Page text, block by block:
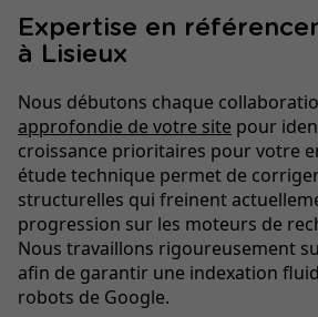
Expertise en
à Lisieux
Nous débutons chaque
approfondie de votre site pour
croissance prioritaires pour votre
étude technique permet de
structurelles qui freinent
progression sur les moteurs de
Nous travaillons rigoureusement
afin de garantir une indexation
robots de Google.